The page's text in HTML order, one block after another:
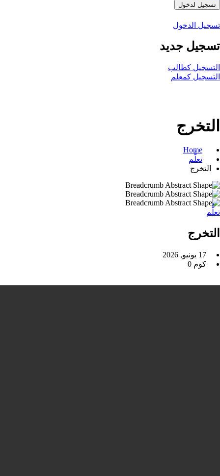
تسجيل لدخول
تسجيل الدخول
تسجيل جديد
التسجيل كطالب
التسجيل كمعلم
التخرج
Home
تعلُّم
التخرج
تعلُّم
التخرج
17 يونيو, 2026
كوم 0